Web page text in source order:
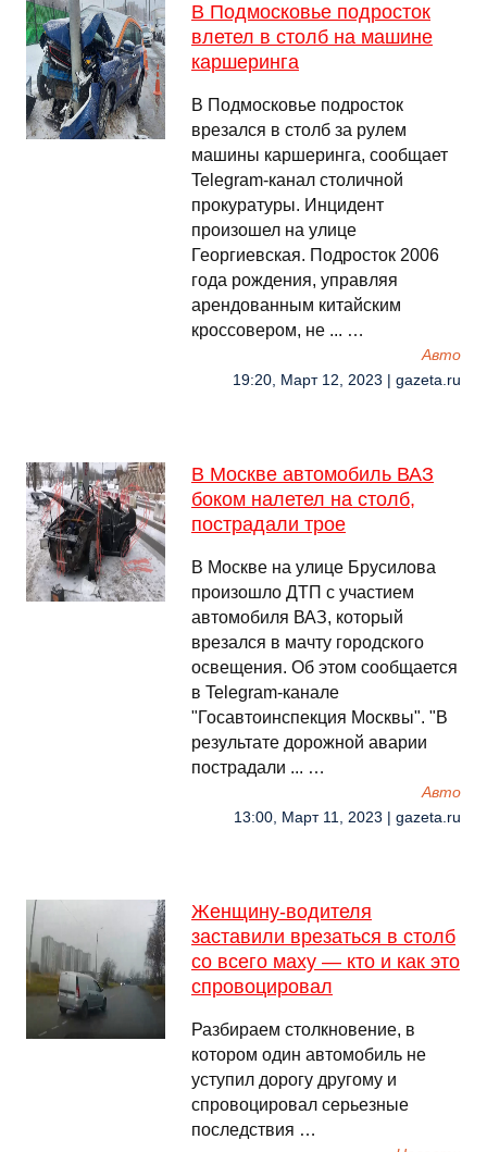
В Подмосковье подросток
влетел в столб на машине
каршеринга
В Подмосковье подросток
врезался в столб за рулем
машины каршеринга, сообщает
Telegram-канал столичной
прокуратуры. Инцидент
произошел на улице
Георгиевская. Подросток 2006
года рождения, управляя
арендованным китайским
кроссовером, не ... …
Авто
19:20, Март 12, 2023 | gazeta.ru
В Москве автомобиль ВАЗ
боком налетел на столб,
пострадали трое
В Москве на улице Брусилова
произошло ДТП с участием
автомобиля ВАЗ, который
врезался в мачту городского
освещения. Об этом сообщается
в Telegram-канале
"Госавтоинспекция Москвы". "В
результате дорожной аварии
пострадали ... …
Авто
13:00, Март 11, 2023 | gazeta.ru
Женщину-водителя
заставили врезаться в столб
со всего маху — кто и как это
спровоцировал
Разбираем столкновение, в
котором один автомобиль не
уступил дорогу другому и
спровоцировал серьезные
последствия …